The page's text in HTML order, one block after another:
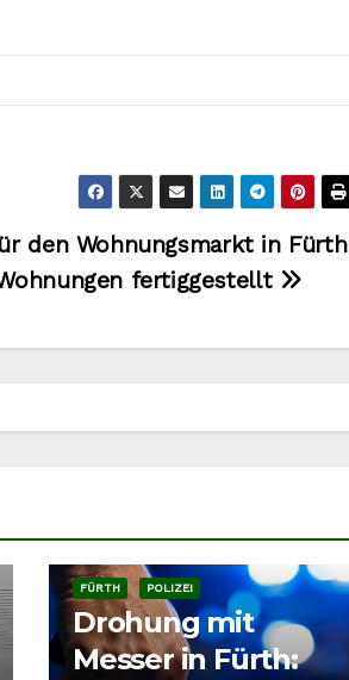
den Wohnungsmarkt in
fertiggestellt
FÜRTH POLIZEI
Drohung mit
Messer in Fürth: